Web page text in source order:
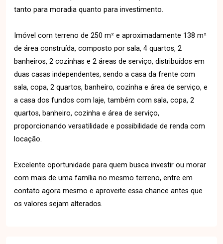
tanto para moradia quanto para investimento.
Imóvel com terreno de 250 m² e aproximadamente 138 m²
de área construída, composto por sala, 4 quartos, 2
banheiros, 2 cozinhas e 2 áreas de serviço, distribuídos em
duas casas independentes, sendo a casa da frente com
sala, copa, 2 quartos, banheiro, cozinha e área de serviço, e
a casa dos fundos com laje, também com sala, copa, 2
quartos, banheiro, cozinha e área de serviço,
proporcionando versatilidade e possibilidade de renda com
locação.
Excelente oportunidade para quem busca investir ou morar
com mais de uma família no mesmo terreno, entre em
contato agora mesmo e aproveite essa chance antes que
os valores sejam alterados.